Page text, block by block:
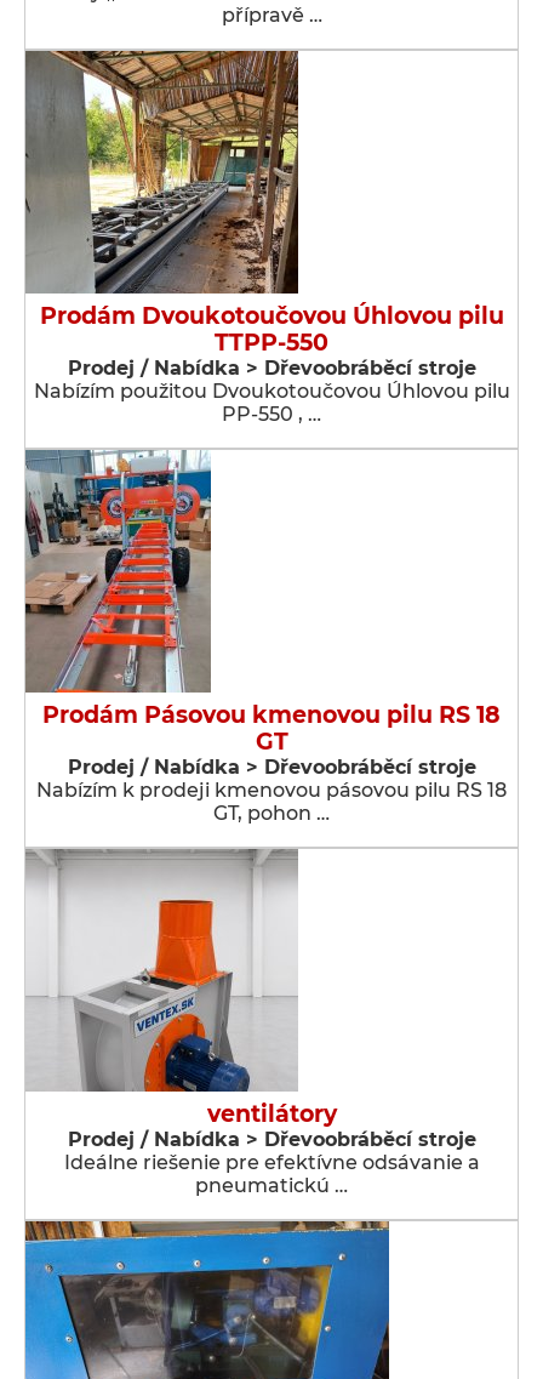
přípravě …
Prodám Dvoukotoučovou Úhlovou pilu
TTPP-550
Prodej / Nabídka > Dřevoobráběcí stroje
Nabízím použitou Dvoukotoučovou Úhlovou pilu
PP-550 , …
Prodám Pásovou kmenovou pilu RS 18
GT
Prodej / Nabídka > Dřevoobráběcí stroje
Nabízím k prodeji kmenovou pásovou pilu RS 18
GT, pohon …
ventilátory
Prodej / Nabídka > Dřevoobráběcí stroje
Ideálne riešenie pre efektívne odsávanie a
pneumatickú …